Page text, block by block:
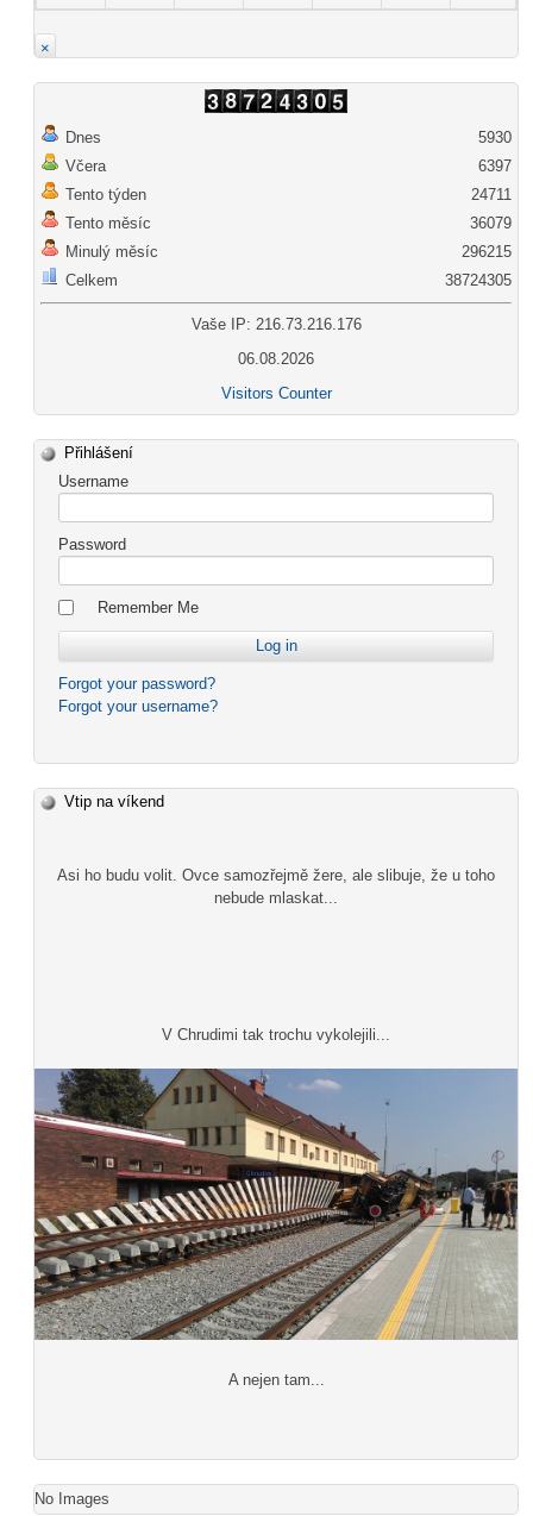
×
Dnes
Včera
Tento týden
Tento měsíc
Minulý měsíc
Celkem
5930
6397
24711
36079
296215
38724305
Vaše IP: 216.73.216.176
06.08.2026
Visitors Counter
Přihlášení
Username
Password
Remember Me
Forgot your password?
Forgot your username?
Vtip na víkend
Asi ho budu volit. Ovce samozřejmě žere, ale slibuje, že u toho
nebude mlaskat...
V Chrudimi tak trochu vykolejili...
A nejen tam...
No Images